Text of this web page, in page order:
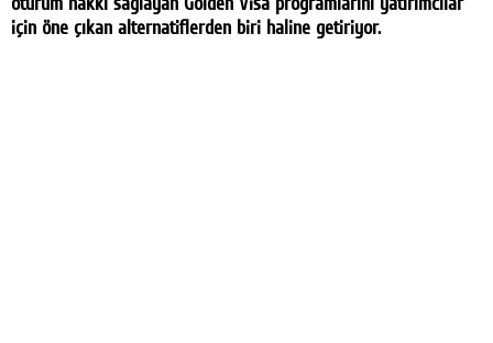
için öne çıkan alternatiflerden biri haline getiriyor.